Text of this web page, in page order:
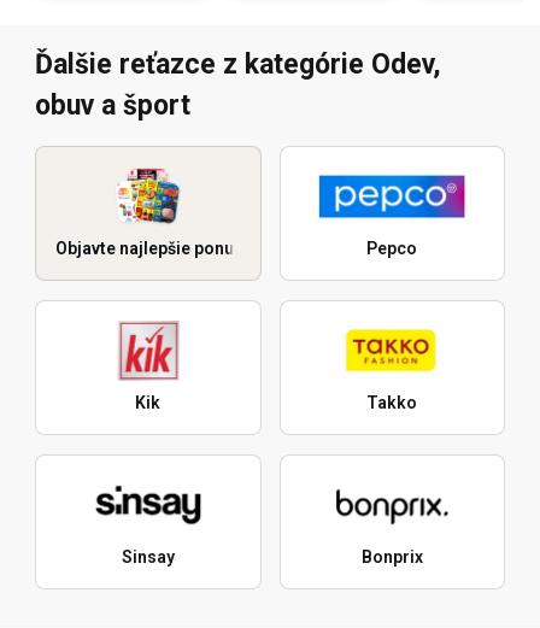
Ďalšie reťazce z kategórie Odev,
obuv a šport
Objavte najlepšie ponuky Pepco
Kik Takko
Sinsay Bonprix